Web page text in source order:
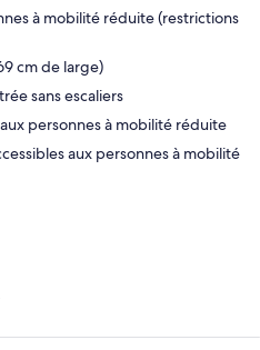
à mobilité réduite (restrictions
cm de large)
sans escaliers
personnes à mobilité réduite
aux personnes à mobilité